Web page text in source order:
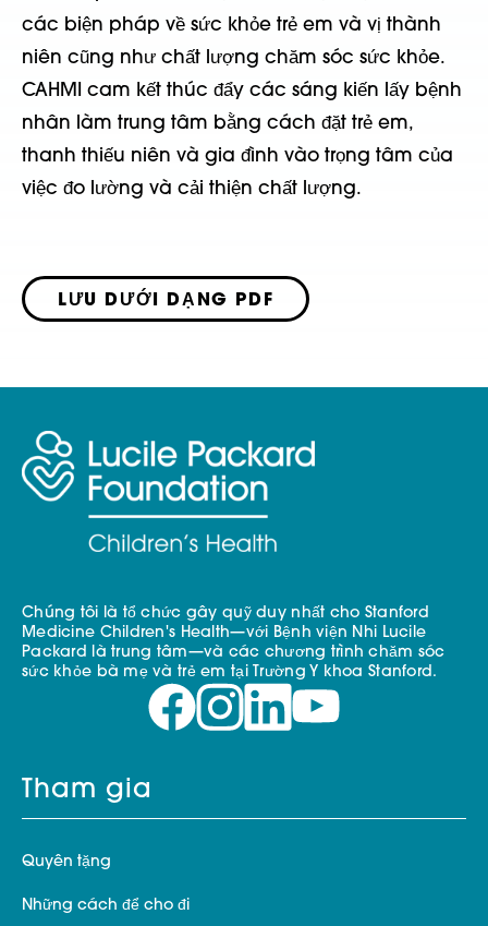
các biện pháp về sức khỏe trẻ em và vị thành
niên cũng như chất lượng chăm sóc sức khỏe.
CAHMI cam kết thúc đẩy các sáng kiến lấy bệnh
nhân làm trung tâm bằng cách đặt trẻ em,
thanh thiếu niên và gia đình vào trọng tâm của
việc đo lường và cải thiện chất lượng.
LƯU DƯỚI DẠNG PDF
Chúng tôi là tổ chức gây quỹ duy nhất cho Stanford
Medicine Children's Health—với Bệnh viện Nhi Lucile
Packard là trung tâm—và các chương trình chăm sóc
sức khỏe bà mẹ và trẻ em tại Trường Y khoa Stanford.
Tham gia
Quyên tặng
Những cách để cho đi